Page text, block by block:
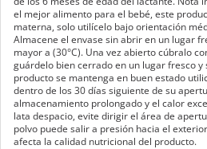
el mejor alimento para el bebé, este
materna, solo utilícelo bajo orientación
Almacene el envase sin abrir en un lugar
mayor a (30°C). Una vez abierto cúbralo
guárdelo bien cerrado en un lugar fresco y
producto se mantenga en buen estado
dentro de los 30 días siguiente de su
almacenamiento prolongado y el calor
lata despacio, evite dirigir el área de
polvo puede salir a presión hacia el
afecta la calidad nutricional del producto.